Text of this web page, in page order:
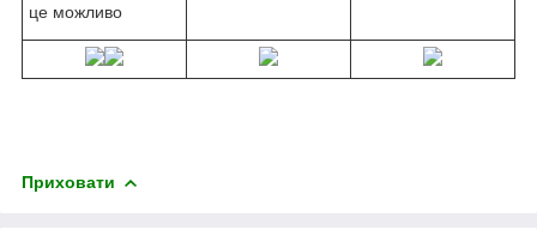
це можливо
Приховати